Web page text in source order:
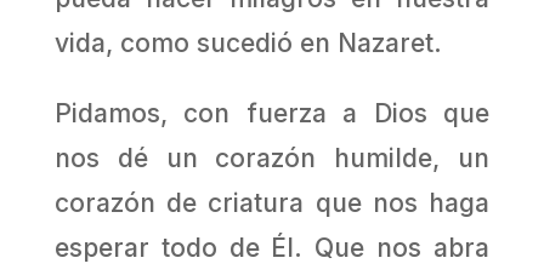
vida, como sucedió en Nazaret.
Pidamos, con fuerza a Dios que
nos dé un corazón humilde, un
corazón de criatura que nos haga
esperar todo de Él. Que nos abra